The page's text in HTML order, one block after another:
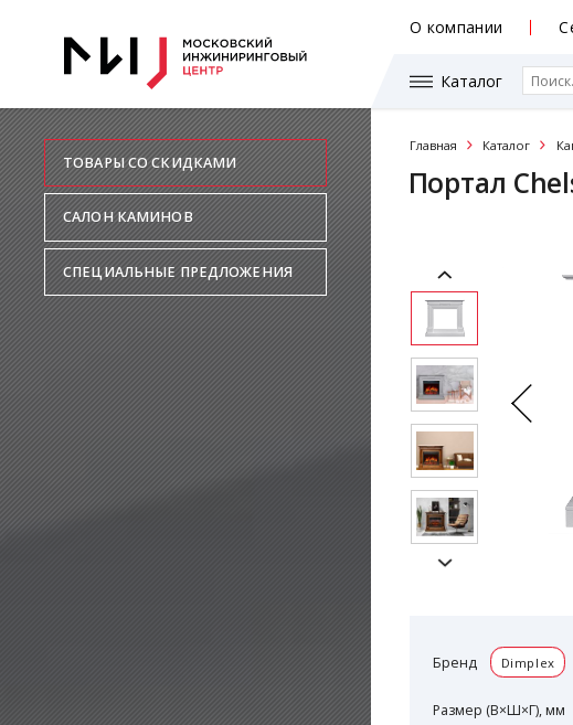
О компании
Каталог
ТОВАРЫ СО СКИДКАМИ
САЛОН КАМИНОВ
СПЕЦИАЛЬНЫЕ ПРЕДЛОЖЕНИЯ
Главная Каталог
Портал
Бренд Dimplex
Размер (В×Ш×Г), мм